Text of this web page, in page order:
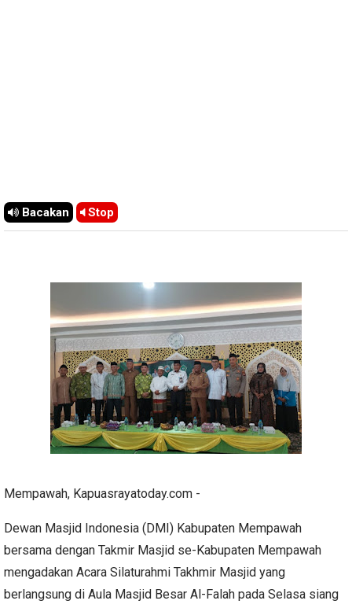
Bacakan Stop
Mempawah, Kapuasrayatoday.com -
Dewan Masjid Indonesia (DMI) Kabupaten Mempawah
bersama dengan Takmir Masjid se-Kabupaten Mempawah
mengadakan Acara Silaturahmi Takhmir Masjid yang
berlangsung di Aula Masjid Besar Al-Falah pada Selasa siang